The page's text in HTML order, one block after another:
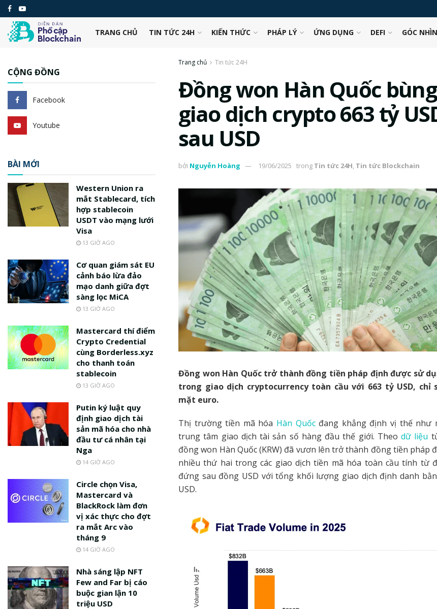
TRANG CHỦ TIN TỨC 24H KIẾN THỨC PHÁP LÝ ỨNG DỤNG DEFI GÓC NHÌN
Trang chủ Tin tức 24H
Đồng won Hàn Quốc
giao dịch crypto 663 tỷ
sau USD
bởi Nguyễn Hoàng 19/06/2025 trong Tin tức 24H, Tin tức Blockchain
Đồng won Hàn Quốc trở thành đồng tiền pháp định được sử
trong giao dịch cryptocurrency toàn cầu với 663 tỷ USD, chỉ
mặt euro.
Thị trường tiền mã hóa Hàn Quốcđang khẳng định vị thế như
trung tâm giao dịch tài sản số hàng đầu thế giới. Theo dữ liệu
đồng won Hàn Quốc (KRW) đã vươn lên trở thành đồng tiền pháp
nhiều thứ hai trong các giao dịch tiền mã hóa toàn cầu tính từ
đứng sau đồng USD với tổng khối lượng giao dịch định danh
USD.
CỘNG ĐỒNG
Facebook
Youtube
BÀI MỚI
Western Union ra
mắt Stablecard, tích
hợp stablecoin
USDT vào mạng lưới
Visa
13 GIỜ AGO
Cơ quan giám sát EU
cảnh báo lừa đảo
mạo danh giữa đợt
sàng lọc MiCA
13 GIỜ AGO
Mastercard thí điểm
Crypto Credential
cùng Borderless.xyz
cho thanh toán
stablecoin
13 GIỜ AGO
Putin ký luật quy
định giao dịch tài
sản mã hóa cho nhà
đầu tư cá nhân tại
Nga
14 GIỜ AGO
Circle chọn Visa,
Mastercard và
BlackRock làm đơn
vị xác thực cho đợt
ra mắt Arc vào
tháng 9
14 GIỜ AGO
Nhà sáng lập NFT
Few and Far bị cáo
buộc gian lận 10
triệu USD